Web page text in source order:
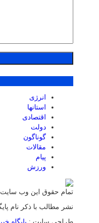
انرژی
استانها
اقتصادی
دولت
گوناگون
مقالات
پیام
ورزش
تمام حقوق این وب سایت
نشر مطالب با ذکر نام